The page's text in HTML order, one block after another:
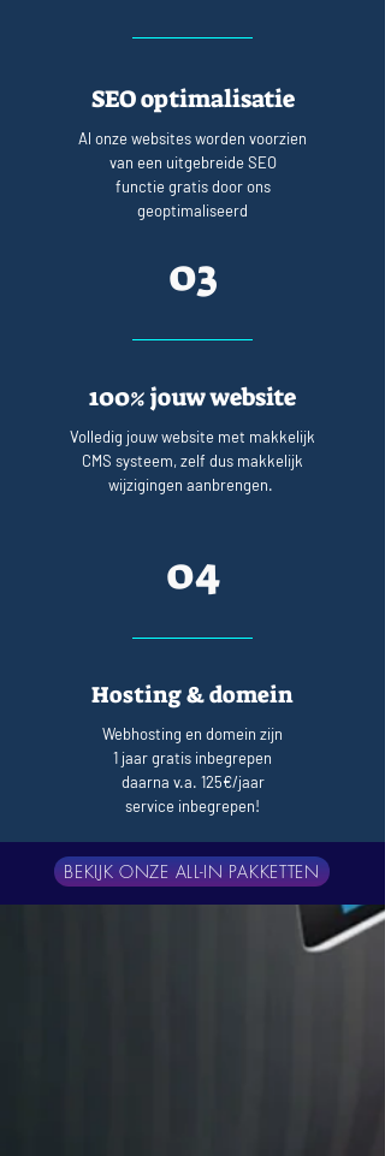
SEO optimalisatie
Al onze websites worden voorzien
van een uitgebreide SEO
functie gratis door ons
geoptimaliseerd
03
100% jouw website
Volledig jouw website met makkelijk
CMS systeem, zelf dus makkelijk
wijzigingen aanbrengen.
04
Hosting & domein
Webhosting en domein zijn
1 jaar gratis inbegrepen
daarna v.a. 125€/jaar
service inbegrepen!
BEKIJK ONZE ALL-IN PAKKETTEN